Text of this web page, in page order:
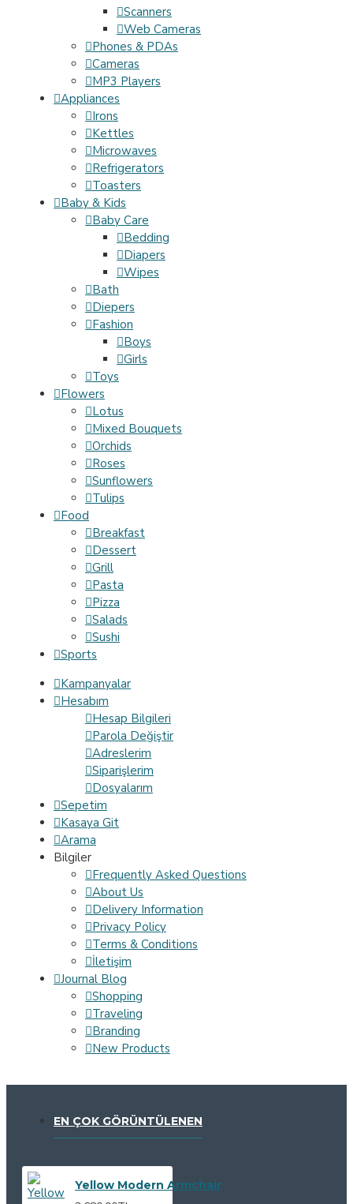
Scanners
Web Cameras
Phones & PDAs
Cameras
MP3 Players
Appliances
Irons
Kettles
Microwaves
Refrigerators
Toasters
Baby & Kids
Baby Care
Bedding
Diapers
Wipes
Bath
Diepers
Fashion
Boys
Girls
Toys
Flowers
Lotus
Mixed Bouquets
Orchids
Roses
Sunflowers
Tulips
Food
Breakfast
Dessert
Grill
Pasta
Pizza
Salads
Sushi
Sports
Kampanyalar
Hesabım
Hesap Bilgileri
Parola Değiştir
Adreslerim
Siparişlerim
Dosyalarım
Sepetim
Kasaya Git
Arama
Bilgiler
Frequently Asked Questions
About Us
Delivery Information
Privacy Policy
Terms & Conditions
İletişim
Journal Blog
Shopping
Traveling
Branding
New Products
EN ÇOK GÖRÜNTÜLENEN
Yellow Modern Armchair